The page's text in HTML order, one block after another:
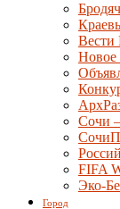
Вести
Новое
Сочи
FIFA
Эко-
Город